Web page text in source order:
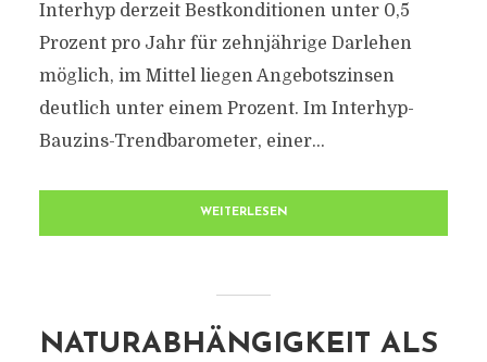
Interhyp derzeit Bestkonditionen unter 0,5
Prozent pro Jahr für zehnjährige Darlehen
möglich, im Mittel liegen Angebotszinsen
deutlich unter einem Prozent. Im Interhyp-
Bauzins-Trendbarometer, einer...
WEITERLESEN
NATURABHÄNGIGKEIT ALS